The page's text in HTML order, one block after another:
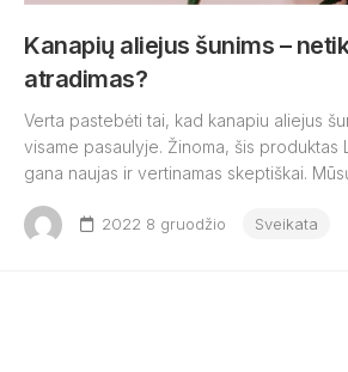
Kanapių aliejus šunims –
atradimas?
Verta pastebėti tai, kad kanapiu aliejus
visame pasaulyje. Žinoma, šis produktas
gana naujas ir vertinamas skeptiškai.
2022 8 gruodžio Sveikata